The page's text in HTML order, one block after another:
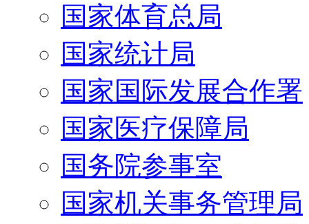
国家体育总局
国家统计局
国家国际发展合作署
国家医疗保障局
国务院参事室
国家机关事务管理局